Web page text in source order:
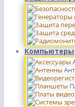
Компьютеры